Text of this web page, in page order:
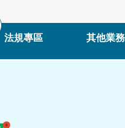
法規專區 其他業務